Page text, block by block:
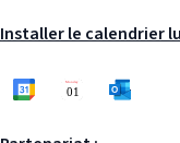
Installer le calendrier